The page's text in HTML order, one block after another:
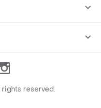
Instagram
rights reserved.